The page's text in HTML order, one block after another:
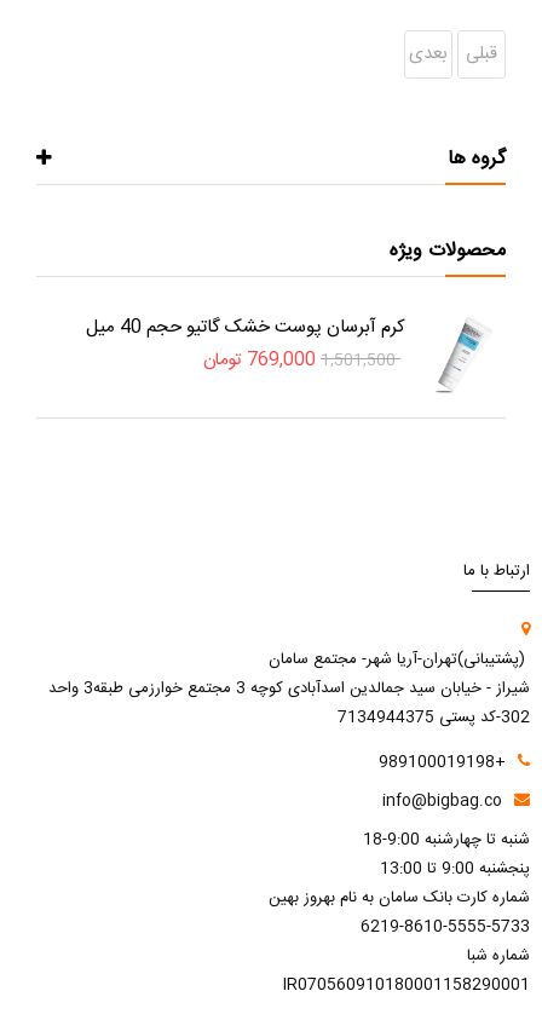
قبلی بعدی
گروه ها
محصولات ویژه
کرم آبرسان پوست خشک گاتیو حجم 40 میل
1,501,500
769,000 تومان
ارتباط با ما
(پشتیبانی)تهران-آریا شهر- مجتمع سامان
شیراز - خیابان سید جمالدین اسدآبادی کوچه 3 مجتمع خوارزمی طبقه3 واحد
302-کد پستی 7134944375
+989100019198
info@bigbag.co
شنبه تا چهارشنبه 9:00-18
پنجشنبه 9:00 تا 13:00
شماره کارت بانک سامان به نام بهروز بهین
6219-8610-5555-5733
شماره شبا
IR070560910180001158290001